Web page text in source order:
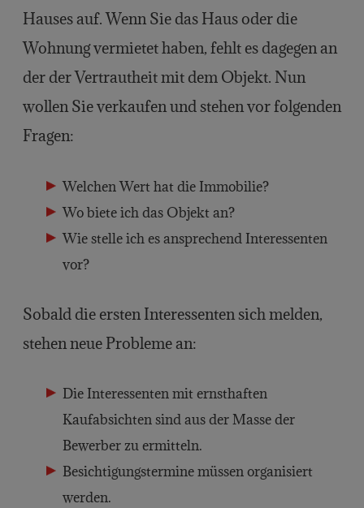
Hauses auf. Wenn Sie das Haus oder die
Wohnung vermietet haben, fehlt es dagegen an
der der Vertrautheit mit dem Objekt. Nun
wollen Sie verkaufen und stehen vor folgenden
Fragen:
Welchen Wert hat die Immobilie?
Wo biete ich das Objekt an?
Wie stelle ich es ansprechend Interessenten
vor?
Sobald die ersten Interessenten sich melden,
stehen neue Probleme an:
Die Interessenten mit ernsthaften
Kaufabsichten sind aus der Masse der
Bewerber zu ermitteln.
Besichtigungstermine müssen organisiert
werden.